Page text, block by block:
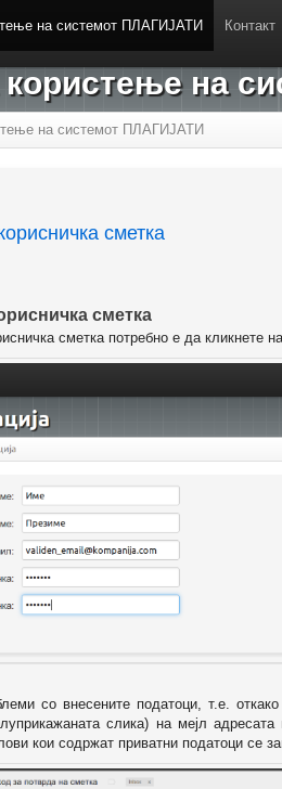
на системот ПЛАГИЈАТИ Контакт
користење на
на системот ПЛАГИЈАТИ
сметка
сметка
сметка потребно е да кликнете
со внесените податоци, т.е.
слика) на мејл
кои содржат приватни податоци се